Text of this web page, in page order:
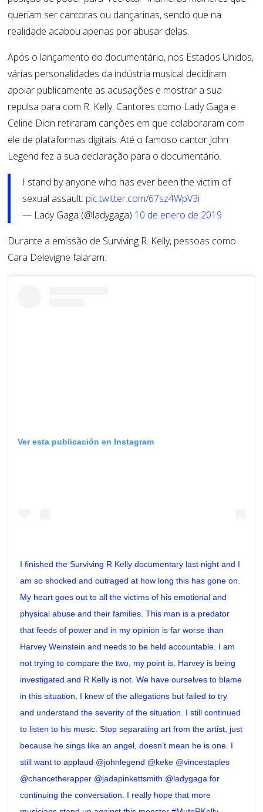
queriam ser cantoras ou dançarinas, sendo que na
realidade acabou apenas por abusar delas.
Após o lançamento do documentário, nos Estados Unidos,
várias personalidades da indústria musical decidiram
apoiar publicamente as acusações e mostrar a sua
repulsa para com R. Kelly. Cantores como Lady Gaga e
Celine Dion retiraram canções em que colaboraram com
ele de plataformas digitais. Até o famoso cantor John
Legend fez a sua declaração para o documentário.
I stand by anyone who has ever been the victim of
sexual assault: pic.twitter.com/67sz4WpV3i
— Lady Gaga (@ladygaga) 10 de enero de 2019
Durante a emissão de Surviving R. Kelly, pessoas como
Cara Delevigne falaram:
Ver esta publicación en Instagram
I finished the Surviving R Kelly documentary last night and I
am so shocked and outraged at how long this has gone on.
My heart goes out to all the victims of his emotional and
physical abuse and their families. This man is a predator
that feeds of power and in my opinion is far worse than
Harvey Weinstein and needs to be held accountable. I am
not trying to compare the two, my point is, Harvey is being
investigated and R Kelly is not. We have ourselves to blame
in this situation, I knew of the allegations but failed to try
and understand the severity of the situation. I still continued
to listen to his music. Stop separating art from the artist, just
because he sings like an angel, doesn’t mean he is one. I
still want to applaud @johnlegend @keke @vincestaples
@chancetherapper @jadapinkettsmith @ladygaga for
continuing the conversation. I really hope that more